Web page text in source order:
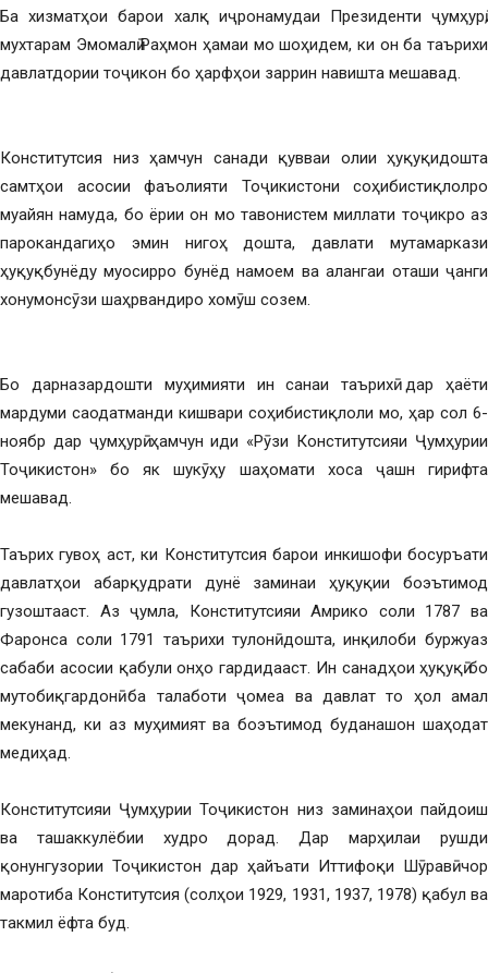
Ба хизматҳои барои халқ иҷронамудаи Президенти ҷумҳурӣ,
мухтарам Эмомалӣ Раҳмон ҳамаи мо шоҳидем, ки он ба таърихи
давлатдории тоҷикон бо ҳарфҳои заррин навишта мешавад.
Конститутсия низ ҳамчун санади қувваи олии ҳуқуқидошта
самтҳои асосии фаъолияти Тоҷикистони соҳибистиқлолро
муайян намуда, бо ёрии он мо тавонистем миллати тоҷикро аз
парокандагиҳо эмин нигоҳ дошта, давлати мутамаркази
ҳуқуқбунёду муосирро бунёд намоем ва алангаи оташи ҷанги
хонумонсӯзи шаҳрвандиро хомӯш созем.
Бо дарназардошти муҳимияти ин санаи таърихӣ дар ҳаёти
мардуми саодатманди кишвари соҳибистиқлоли мо, ҳар сол 6-
ноябр дар ҷумҳурӣ ҳамчун иди «Рӯзи Конститутсияи Ҷумҳурии
Тоҷикистон» бо як шукӯҳу шаҳомати хоса ҷашн гирифта
мешавад.
Таърих гувоҳ аст, ки Конститутсия барои инкишофи босуръати
давлатҳои абарқудрати дунё заминаи ҳуқуқии боэътимод
гузоштааст. Аз ҷумла, Конститутсияи Амрико соли 1787 ва
Фаронса соли 1791 таърихи тулонӣ дошта, инқилоби буржуазӣ
сабаби асосии қабули онҳо гардидааст. Ин санадҳои ҳуқуқӣ бо
мутобиқгардонӣ ба талаботи ҷомеа ва давлат то ҳол амал
мекунанд, ки аз муҳимият ва боэътимод буданашон шаҳодат
медиҳад.
Конститутсияи Ҷумҳурии Тоҷикистон низ заминаҳои пайдоиш
ва ташаккулёбии худро дорад. Дар марҳилаи рушди
қонунгузории Тоҷикистон дар ҳайъати Иттифоқи Шӯравӣ чор
маротиба Конститутсия (солҳои 1929, 1931, 1937, 1978) қабул ва
такмил ёфта буд.